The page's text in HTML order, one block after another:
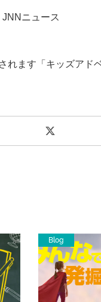
ニュース
れます「キッズアド
Blog